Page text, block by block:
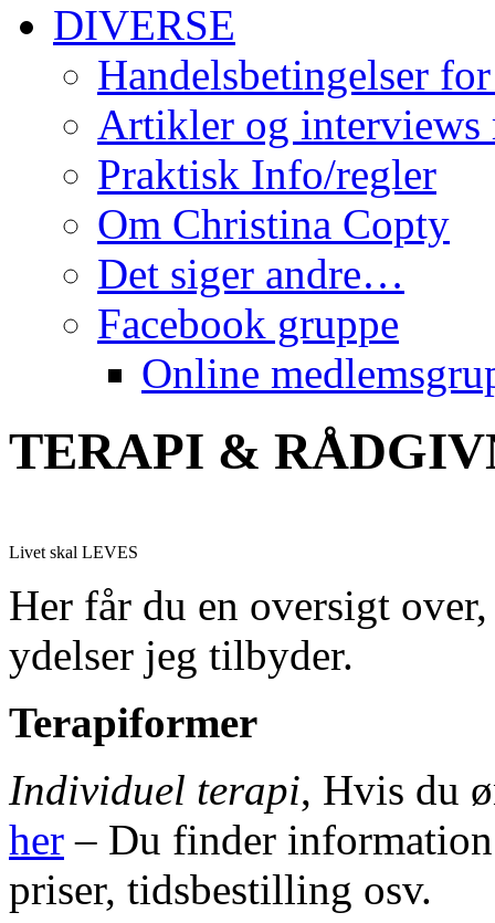
DIVERSE
Handelsbetingelser
Artikler og interviews
Praktisk Info/regler
Om Christina Copty
Det siger andre…
Facebook gruppe
Online
TERAPI &
Livet skal LEVES
Her får du en oversigt
ydelser jeg tilbyder.
Terapiformer
Individuel terapi, Hvis du
her – Du finder information
priser, tidsbestilling osv.